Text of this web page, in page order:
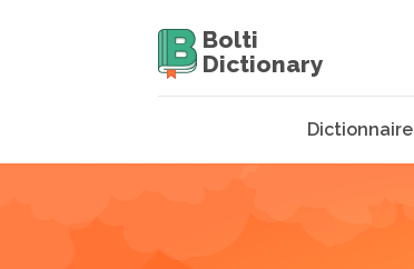
Bolti
Dictionary
Dictionnaire